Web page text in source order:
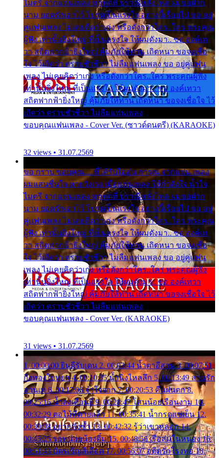
ไมตรี จากแฟนเพลง ทุกทุกที่ ปราณีหลั่งไหล ผมขอฝาก
นาม ยอดรักเอาไว้ โปรดเป็นแรงใจ อย่างนี้เรื่อยไป ขอ อยู่
คู่แฟนเพลง ไม่เคยคิดว่าเก่ง หรือดังกว่าใคร..ใคร พระคุณ
ผู้ฟัง เท่านั้นยิ่งใหญ่ ที่เป็นแรงใจ ให้ผมดังมา.. ขอ องค์เท
วา สถิตฟากฟ้ายิ่งใหญ่ คุ้มภัยให้ท่าน เถิดหนา ขอจงเชื่อ
ใจ ไว้เถิดว่า ตราบชั่วชีวา ไม่ลืมแฟนเพลง ขอ อยู่คู่แฟน
เพลง ไม่เคยคิดว่าเก่ง หรือดังกว่าใคร..ใคร พระคุณผู้ฟัง
เท่านั้นยิ่งใหญ่ ที่เป็นแรงใจ ให้ผมดังมา.. ขอ องค์เทวา
สถิตฟากฟ้ายิ่งใหญ่ คุ้มภัยให้ท่าน เถิดหนา ขอจงเชื่อใจ ไว้
เถิดว่า ตราบชั่วชีวา ไม่ลืมแฟนเพลง
ขอบคุณแฟนเพลง - Cover Ver. (ซาวด์ดนตรี) (KARAOKE)
32 views • 31.07.2569
ขอ กราบ ขอบคุณ.... ที่ได้รับไออุ่น การุณ จากแฟน เพลง
ผมแสนชื่นใจ หายวังเวง เมื่อแฟนเพลง ให้กำลังใจ น้ำใจ
ไมตรี จากแฟนเพลง ทุกทุกที่ ปราณีหลั่งไหล ผมขอฝาก
นาม ยอดรักเอาไว้ โปรดเป็นแรงใจ อย่างนี้เรื่อยไป ขอ อยู่
คู่แฟนเพลง ไม่เคยคิดว่าเก่ง หรือดังกว่าใคร..ใคร พระคุณ
ผู้ฟัง เท่านั้นยิ่งใหญ่ ที่เป็นแรงใจ ให้ผมดังมา.. ขอ องค์เท
วา สถิตฟากฟ้ายิ่งใหญ่ คุ้มภัยให้ท่าน เถิดหนา ขอจงเชื่อ
ใจ ไว้เถิดว่า ตราบชั่วชีวา ไม่ลืมแฟนเพลง ขอ อยู่คู่แฟน
เพลง ไม่เคยคิดว่าเก่ง หรือดังกว่าใคร..ใคร พระคุณผู้ฟัง
เท่านั้นยิ่งใหญ่ ที่เป็นแรงใจ ให้ผมดังมา.. ขอ องค์เทวา
สถิตฟากฟ้ายิ่งใหญ่ คุ้มภัยให้ท่าน เถิดหนา ขอจงเชื่อใจ ไว้
เถิดว่า ตราบชั่วชีวา ไม่ลืมแฟนเพลง
ขอบคุณแฟนเพลง - Cover Ver. (KARAOKE)
31 views • 31.07.2569
1. 00:00:00 ยินดีรับเดน 2. 00:03:44 น้ำตาอีสาน 3. 00:07:51
กิ่งทองใบหยก 4. 00:10:35 น้ำนิ่งไหลลึก 5. 00:13:49 ลานรัก
ลานเท 6. 00:17:06 จำใจจาก 7. 00:20:53 คืนฝนตก 8.
00:25:16 น้ำลงเดือนยี่ 9. 00:28:47 โสนน้อยเรือนงาม 10.
00:32:29 ตอไม้ที่ตายแล้ว 11. 00:35:41 น้ำกรดแช่เย็น 12.
00:39:08 อยากฟังซ้ำ 13. 00:42:32 รู้ว่าเขาหลอก 14.
00:45:25 รอหน่อยน้องติ๋ม 15. 00:48:56 เรือล่มในหนอง 16.
00:51:43 บัตรเชิญสีเลือด 17. 00:56:07 อดีตรักโรงทอ 18.